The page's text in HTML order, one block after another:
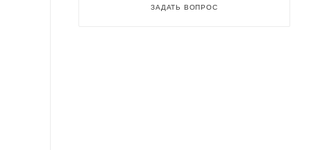
ЗАДАТЬ ВОПРОС